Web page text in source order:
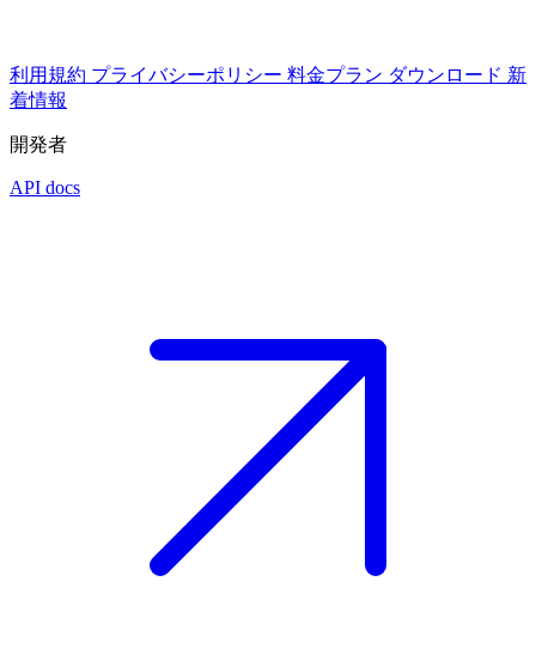
利用規約 プライバシーポリシー 料金プラン ダウンロード 新
着情報
開発者
API docs